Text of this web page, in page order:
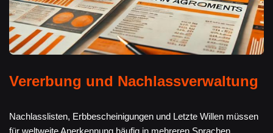
Vererbung und Nachlassverwaltung
Nachlasslisten, Erbbescheinigungen und Letzte Willen müssen
für weltweite Anerkennung häufig in mehreren Sprachen